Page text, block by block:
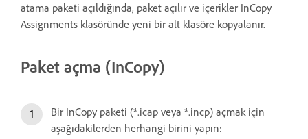
atama paketi açıldığında, paket açılır ve içerikler InCopy
Assignments klasöründe yeni bir alt klasöre kopyalanır.
Paket açma (InCopy)
Bir InCopy paketi (*.icap veya *.incp) açmak için
aşağıdakilerden herhangi birini yapın: